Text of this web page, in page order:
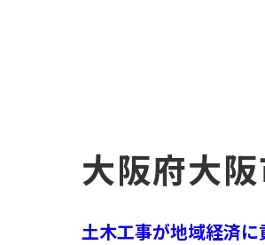
大阪府大
土木工事が地域経済